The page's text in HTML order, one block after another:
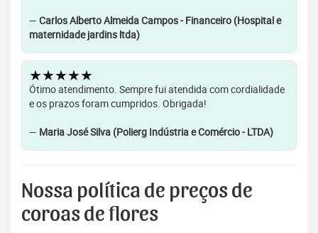
— Carlos Alberto Almeida Campos - Financeiro (Hospital e
maternidade jardins ltda)
★★★★★
Ótimo atendimento. Sempre fui atendida com cordialidade
e os prazos foram cumpridos. Obrigada!
— Maria José Silva (Polierg Indústria e Comércio - LTDA)
Nossa política de preços de
coroas de flores